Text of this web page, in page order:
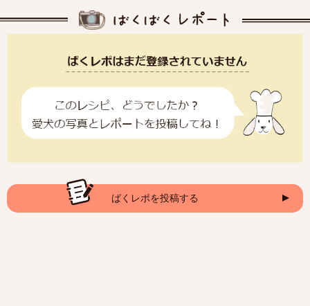
ばくレポを投稿する